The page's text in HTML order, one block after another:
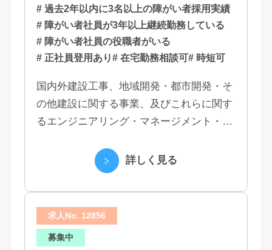
福岡
# 過去2年以内に3名以上の障がい者採用実績
# 障がい者社員が3年以上継続勤務している
# 障がい者社員の役職者がいる
# 正社員登用あり# 在宅勤務相談可# 時短可
国内外建設工事、地域開発・都市開発・そ
の他建設に関する事業、及びこれらに関す
るエンジニアリング・マネージメント・コ
詳しく見る
求人No. 12856
募集中